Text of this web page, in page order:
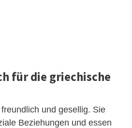
für die griechische
und gesellig. Sie
Beziehungen und essen